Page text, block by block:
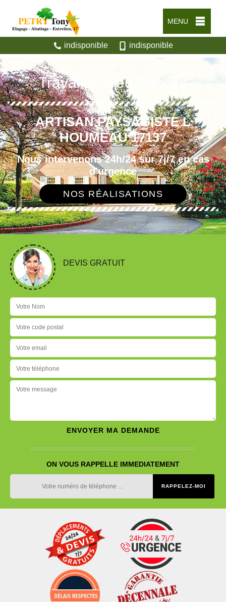
MENU
indisponible indisponible
Travaille Avec Nacelle
ARTISAN PAYSAGISTE L
HOUMEAU 17137
Nous intervenons 24h/24 sur 7j/7 en cas
d'urgence
NOS RÉALISATIONS
DEVIS GRATUIT
ON VOUS RAPPELLE IMMEDIATEMENT